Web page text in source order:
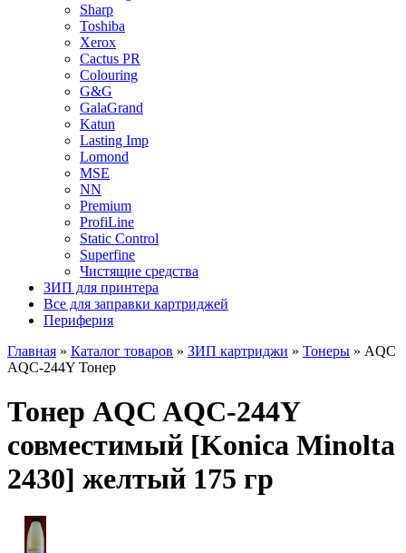
Sharp
Toshiba
Xerox
Cactus PR
Colouring
G&G
GalaGrand
Katun
Lasting Imp
Lomond
MSE
NN
Premium
ProfiLine
Static Control
Superfine
Чистящие средства
ЗИП для принтера
Все для заправки картриджей
Периферия
Главная » Каталог товаров » ЗИП картриджи » Тонеры » AQC
AQC-244Y Тонер
Тонер AQC AQC-244Y
совместимый [Konica Minolta
2430] желтый 175 гр